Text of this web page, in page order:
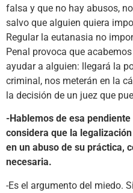
falsa y que no hay abusos,
salvo que alguien quiera
Regular la eutanasia no
Penal provoca que
ayudar a alguien: llegará la
criminal, nos meterán en la
la decisión de un juez que
-Hablemos de esa
considera que la
en un abuso de su práctica,
necesaria.
-Es el argumento del miedo.